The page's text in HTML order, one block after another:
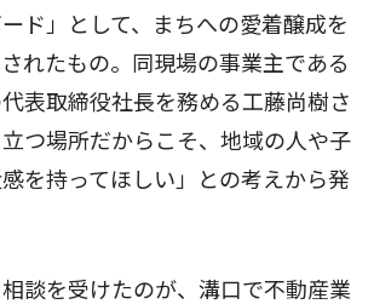
ド」として、まちへの愛着醸成を
れたもの。同現場の事業主である
代表取締役社長を務める工藤尚樹さ
つ場所だからこそ、地域の人や子
を持ってほしい」との考えから発
談を受けたのが、溝口で不動産業